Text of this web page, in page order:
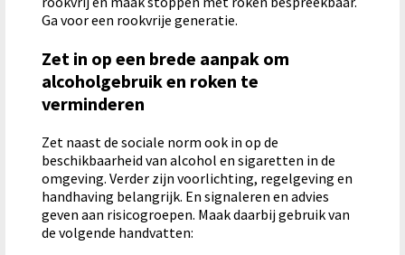
Ga voor een rookvrije generatie.
Zet in op een brede aanpak om
alcoholgebruik en roken te
verminderen
Zet naast de sociale norm ook in op de
beschikbaarheid van alcohol en sigaretten in de
omgeving. Verder zijn voorlichting, regelgeving en
handhaving belangrijk. En signaleren en advies
geven aan risicogroepen. Maak daarbij gebruik van
de volgende handvatten: